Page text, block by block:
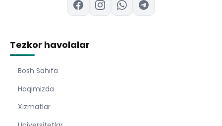
Tezkor havolalar
Bosh Sahıfa
Haqimizda
Xizmatlar